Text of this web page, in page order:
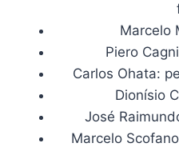
Marcelo
Piero
Carlos Ohata:
Dionísio
José
Marcelo